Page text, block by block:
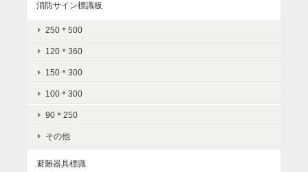
消防サイン標識板
250＊500
120＊360
150＊300
100＊300
90＊250
その他
避難器具標識